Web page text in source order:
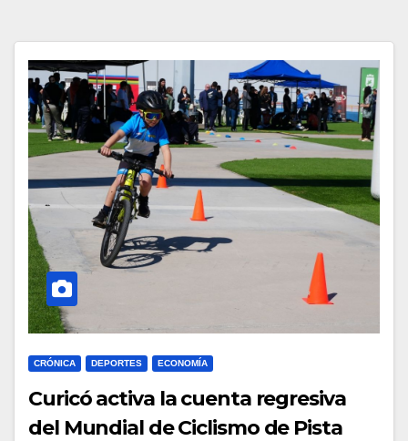
CRÓNICA DEPORTES ECONOMÍA
Curicó activa la cuenta regresiva
del Mundial de Ciclismo de Pista